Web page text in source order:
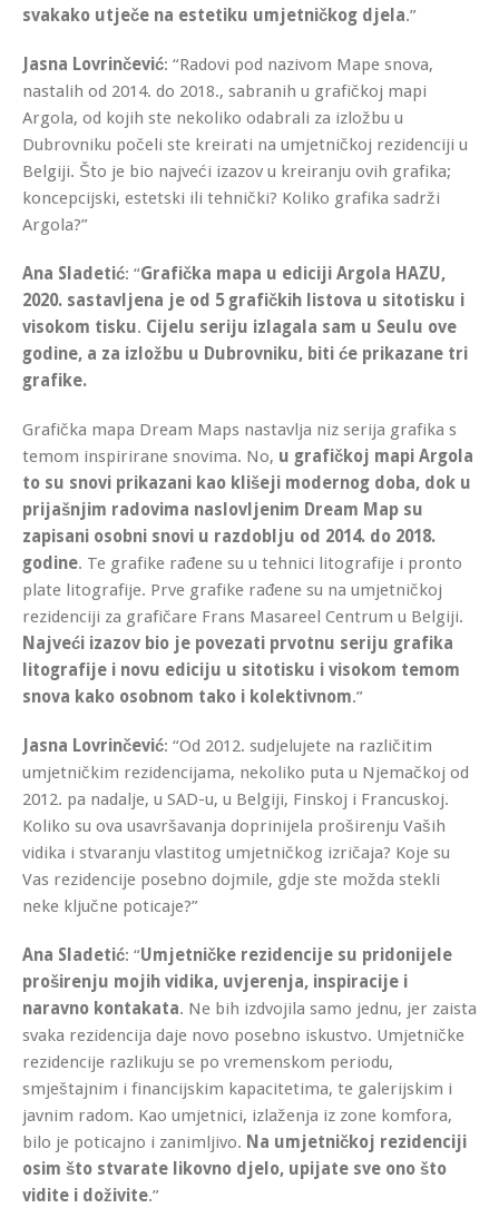
svakako utječe na estetiku umjetničkog djela.”
Jasna Lovrinčević: “Radovi pod nazivom Mape snova,
nastalih od 2014. do 2018., sabranih u grafičkoj mapi
Argola, od kojih ste nekoliko odabrali za izložbu u
Dubrovniku počeli ste kreirati na umjetničkoj rezidenciji u
Belgiji. Što je bio najveći izazov u kreiranju ovih grafika;
koncepcijski, estetski ili tehnički? Koliko grafika sadrži
Argola?”
Ana Sladetić: “Grafička mapa u ediciji Argola HAZU,
2020. sastavljena je od 5 grafičkih listova u sitotisku i
visokom tisku. Cijelu seriju izlagala sam u Seulu ove
godine, a za izložbu u Dubrovniku, biti će prikazane tri
grafike.
Grafička mapa Dream Maps nastavlja niz serija grafika s
temom inspirirane snovima. No, u grafičkoj mapi Argola
to su snovi prikazani kao klišeji modernog doba, dok u
prijašnjim radovima naslovljenim Dream Map su
zapisani osobni snovi u razdoblju od 2014. do 2018.
godine. Te grafike rađene su u tehnici litografije i pronto
plate litografije. Prve grafike rađene su na umjetničkoj
rezidenciji za grafičare Frans Masareel Centrum u Belgiji.
Najveći izazov bio je povezati prvotnu seriju grafika
litografije i novu ediciju u sitotisku i visokom temom
snova kako osobnom tako i kolektivnom.”
Jasna Lovrinčević: “Od 2012. sudjelujete na različitim
umjetničkim rezidencijama, nekoliko puta u Njemačkoj od
2012. pa nadalje, u SAD-u, u Belgiji, Finskoj i Francuskoj.
Koliko su ova usavršavanja doprinijela proširenju Vaših
vidika i stvaranju vlastitog umjetničkog izričaja? Koje su
Vas rezidencije posebno dojmile, gdje ste možda stekli
neke ključne poticaje?”
Ana Sladetić: “Umjetničke rezidencije su pridonijele
proširenju mojih vidika, uvjerenja, inspiracije i
naravno kontakata. Ne bih izdvojila samo jednu, jer zaista
svaka rezidencija daje novo posebno iskustvo. Umjetničke
rezidencije razlikuju se po vremenskom periodu,
smještajnim i financijskim kapacitetima, te galerijskim i
javnim radom. Kao umjetnici, izlaženja iz zone komfora,
bilo je poticajno i zanimljivo. Na umjetničkoj rezidenciji
osim što stvarate likovno djelo, upijate sve ono što
vidite i doživite.”